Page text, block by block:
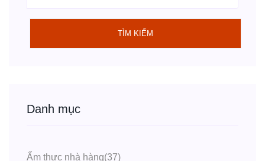
TÌM KIẾM
Danh mục
Ẩm thực nhà hàng(37)